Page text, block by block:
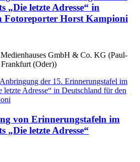
„Die letzte Adresse“ in
Fotoreporter Horst Kampioni
GmbH & Co. KG (Paul-
(Oder))
der 15. Erinnerungstafel im
letzte Adresse“ in Deutschland für den
von Erinnerungstafeln im
„Die letzte Adresse“